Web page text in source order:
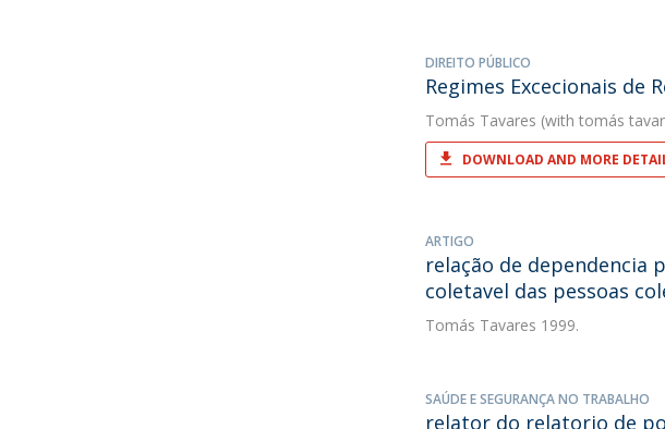
DIREITO PÚBLICO
Regimes Excecionais de
Tomás Tavares (with tomás
DOWNLOAD AND MORE
ARTIGO
relação de dependencia
coletavel das pessoas
Tomás Tavares 1999.
SAÚDE E SEGURANÇA NO TRABALHO
relator do relatorio de